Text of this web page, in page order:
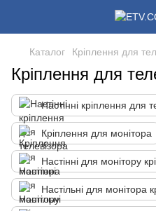
Каталог Кріплення для
Кріплення для
Настінні кріплення для
Кріплення для монітора
Настінні для монітору
Настільні для монітора